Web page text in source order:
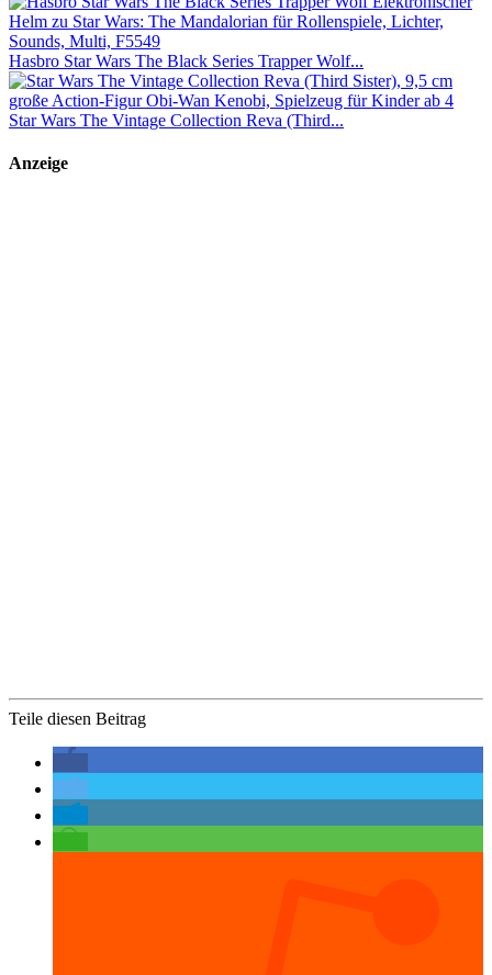
Hasbro Star Wars The Black Series Trapper Wolf...
Star Wars The Vintage Collection Reva (Third...
Anzeige
Teile diesen Beitrag